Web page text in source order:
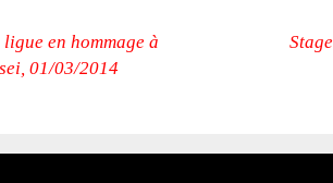
ligue en hommage à
01/03/2014